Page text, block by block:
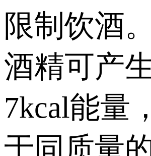
限制饮酒
酒精可产
7kcal能量
于同质量